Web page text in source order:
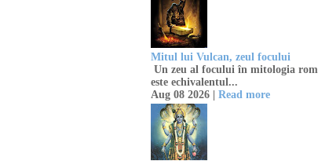
Mitul lui Vulcan, zeul focului
Un zeu al focului în mitologia
este echivalentul...
Aug 08 2026 | Read more